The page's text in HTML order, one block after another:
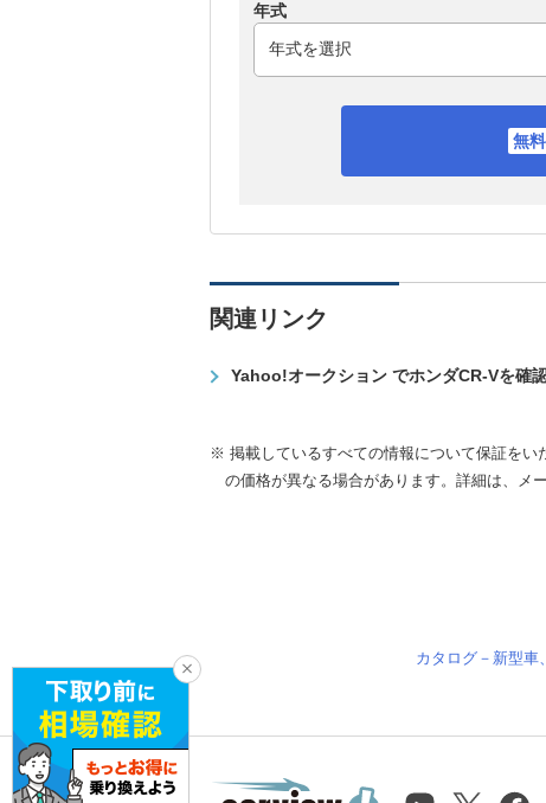
年式
関連リンク
Yahoo!オークション でホンダCR-Vを確
※ 掲載しているすべての情報について保証をい
の価格が異なる場合があります。詳細は、メ
カタログ－新型車